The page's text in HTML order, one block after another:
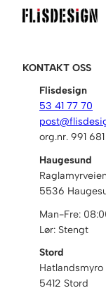
KONTAKT OSS
Flisdesign
53 41 77 70
org.nr. 991 681
Haugesund
5536
Man-Fre:
Lør: Stengt
Stord
Hatlandsmyro
5412 Stord